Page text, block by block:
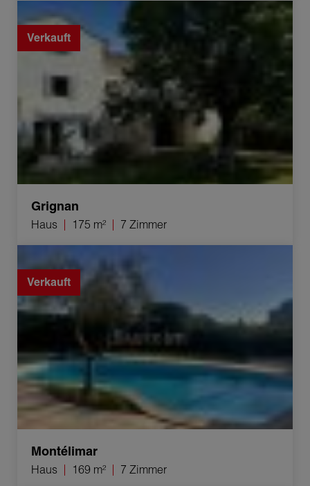
Verkauf Haus Grignan 7 Zimmer 175 m²
Verkauft
Grignan
Haus 175 m² 7 Zimmer
Verkauft
Montélimar
Haus 169 m² 7 Zimmer